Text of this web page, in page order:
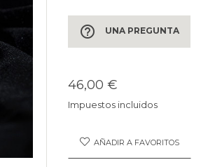
help_outline UNA PREGUNTA
46,00 €
Impuestos incluidos
AÑADIR A FAVORITOS